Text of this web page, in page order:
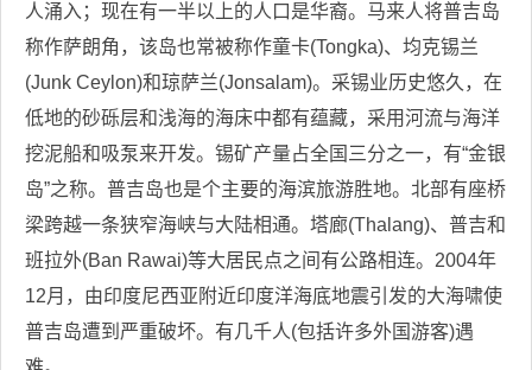
人涌入；现在有一半以上的人口是华裔。马来人将普吉岛
称作萨朗角，该岛也常被称作童卡(Tongka)、均克锡兰
(Junk Ceylon)和琼萨兰(Jonsalam)。采锡业历史悠久，在
低地的砂砾层和浅海的海床中都有蕴藏，采用河流与海洋
挖泥船和吸泵来开发。锡矿产量占全国三分之一，有“金银
岛”之称。普吉岛也是个主要的海滨旅游胜地。北部有座桥
梁跨越一条狭窄海峡与大陆相通。塔廊(Thalang)、普吉和
班拉外(Ban Rawai)等大居民点之间有公路相连。2004年
12月，由印度尼西亚附近印度洋海底地震引发的大海啸使
普吉岛遭到严重破坏。有几千人(包括许多外国游客)遇